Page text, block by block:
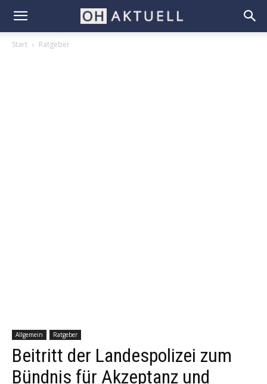
Start Ratgeber
Allgemein Ratgeber
Beitritt der Landespolizei zum
Bündnis für Akzeptanz und